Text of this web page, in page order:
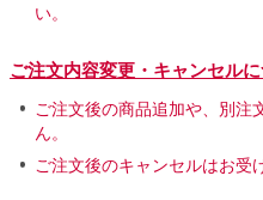
い。
ご注文内容変更・キャンセル
ご注文後の商品追加や、別注
ん。
ご注文後のキャンセルはお受